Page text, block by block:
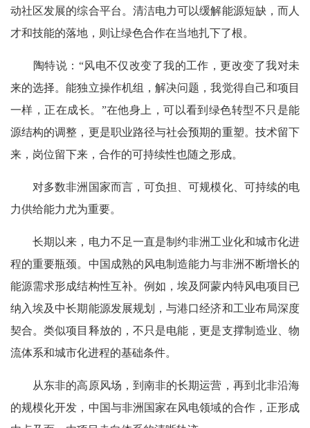
动社区发展的综合平台。清洁电力可以缓解能源短缺，而人
才和技能的落地，则让绿色合作在当地扎下了根。
陶特说：“风电不仅改变了我的工作，更改变了我对未
来的选择。能独立操作机组，解决问题，我觉得自己和项目
一样，正在成长。”在他身上，可以看到绿色转型不只是能
源结构的调整，更是职业路径与社会预期的重塑。技术留下
来，岗位留下来，合作的可持续性也随之形成。
对多数非洲国家而言，可负担、可规模化、可持续的电
力供给能力尤为重要。
长期以来，电力不足一直是制约非洲工业化和城市化进
程的重要瓶颈。中国成熟的风电制造能力与非洲不断增长的
能源需求形成结构性互补。例如，埃及阿蒙内特风电项目已
纳入埃及中长期能源发展规划，与港口经济和工业布局深度
契合。类似项目释放的，不只是电能，更是支撑制造业、物
流体系和城市化进程的基础条件。
从东非的高原风场，到南非的长期运营，再到北非沿海
的规模化开发，中国与非洲国家在风电领域的合作，正形成